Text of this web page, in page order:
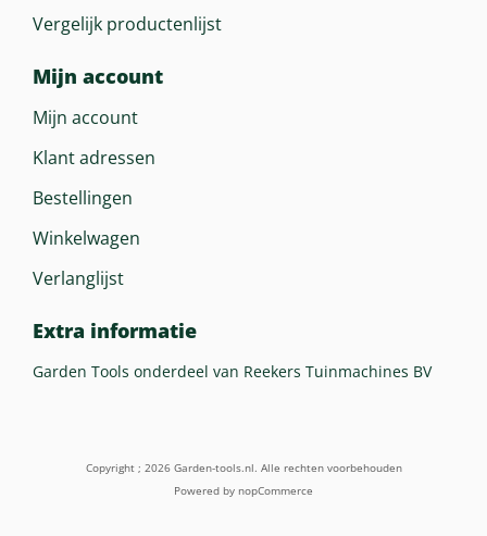
Vergelijk productenlijst
Mijn account
Mijn account
Klant adressen
Bestellingen
Winkelwagen
Verlanglijst
Extra informatie
Garden Tools onderdeel van Reekers Tuinmachines BV
Copyright ; 2026 Garden-tools.nl. Alle rechten voorbehouden
Powered by nopCommerce